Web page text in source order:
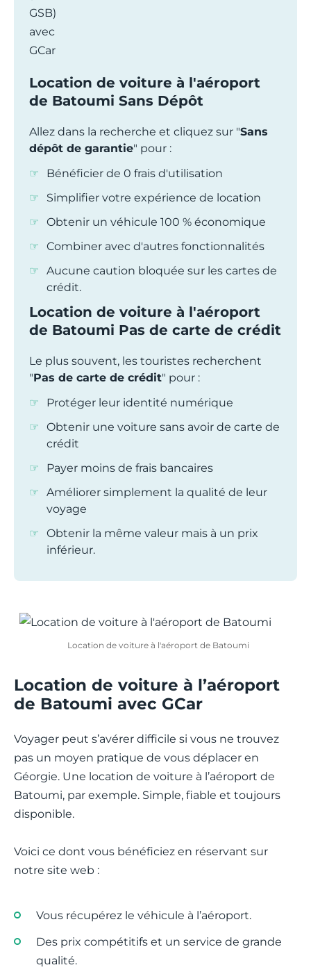
Location de voiture à l'aéroport
de Batoumi Sans Dépôt
Allez dans la recherche et cliquez sur "Sans
dépôt de garantie" pour :
Bénéficier de 0 frais d'utilisation
Simplifier votre expérience de location
Obtenir un véhicule 100 % économique
Combiner avec d'autres fonctionnalités
Aucune caution bloquée sur les cartes de
crédit.
Location de voiture à l'aéroport
de Batoumi Pas de carte de crédit
Le plus souvent, les touristes recherchent
"Pas de carte de crédit" pour :
Protéger leur identité numérique
Obtenir une voiture sans avoir de carte de
crédit
Payer moins de frais bancaires
Améliorer simplement la qualité de leur
voyage
Obtenir la même valeur mais à un prix
inférieur.
Location de voiture à l'aéroport de Batoumi
Location de voiture à l’aéroport
de Batoumi avec GCar
Voyager peut s’avérer difficile si vous ne trouvez
pas un moyen pratique de vous déplacer en
Géorgie. Une location de voiture à l’aéroport de
Batoumi, par exemple. Simple, fiable et toujours
disponible.
Voici ce dont vous bénéficiez en réservant sur
notre site web :
Vous récupérez le véhicule à l’aéroport.
Des prix compétitifs et un service de grande
qualité.